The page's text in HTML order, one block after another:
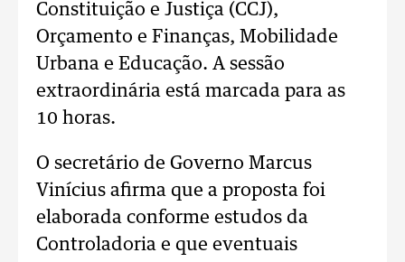
Constituição e Justiça (CCJ),
Orçamento e Finanças, Mobilidade
Urbana e Educação. A sessão
extraordinária está marcada para as
10 horas.
O secretário de Governo Marcus
Vinícius afirma que a proposta foi
elaborada conforme estudos da
Controladoria e que eventuais